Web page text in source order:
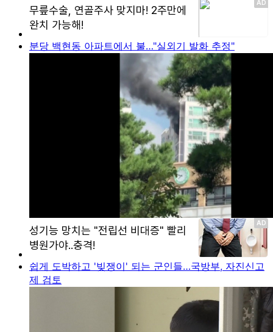
분당 백현동 아파트에서 불…"실외기 발화 추정"
쉽게 도박하고 '빚쟁이' 되는 군인들…국방부, 자진신고
제 검토